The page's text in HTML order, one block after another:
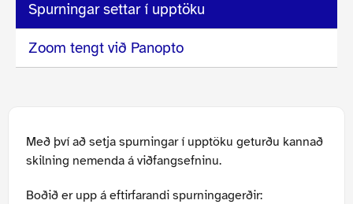
Spurningar settar í upptöku
Zoom tengt við Panopto
Með því að setja spurningar í upptöku geturðu kannað
skilning nemenda á viðfangsefninu.
Boðið er upp á eftirfarandi spurningagerðir: